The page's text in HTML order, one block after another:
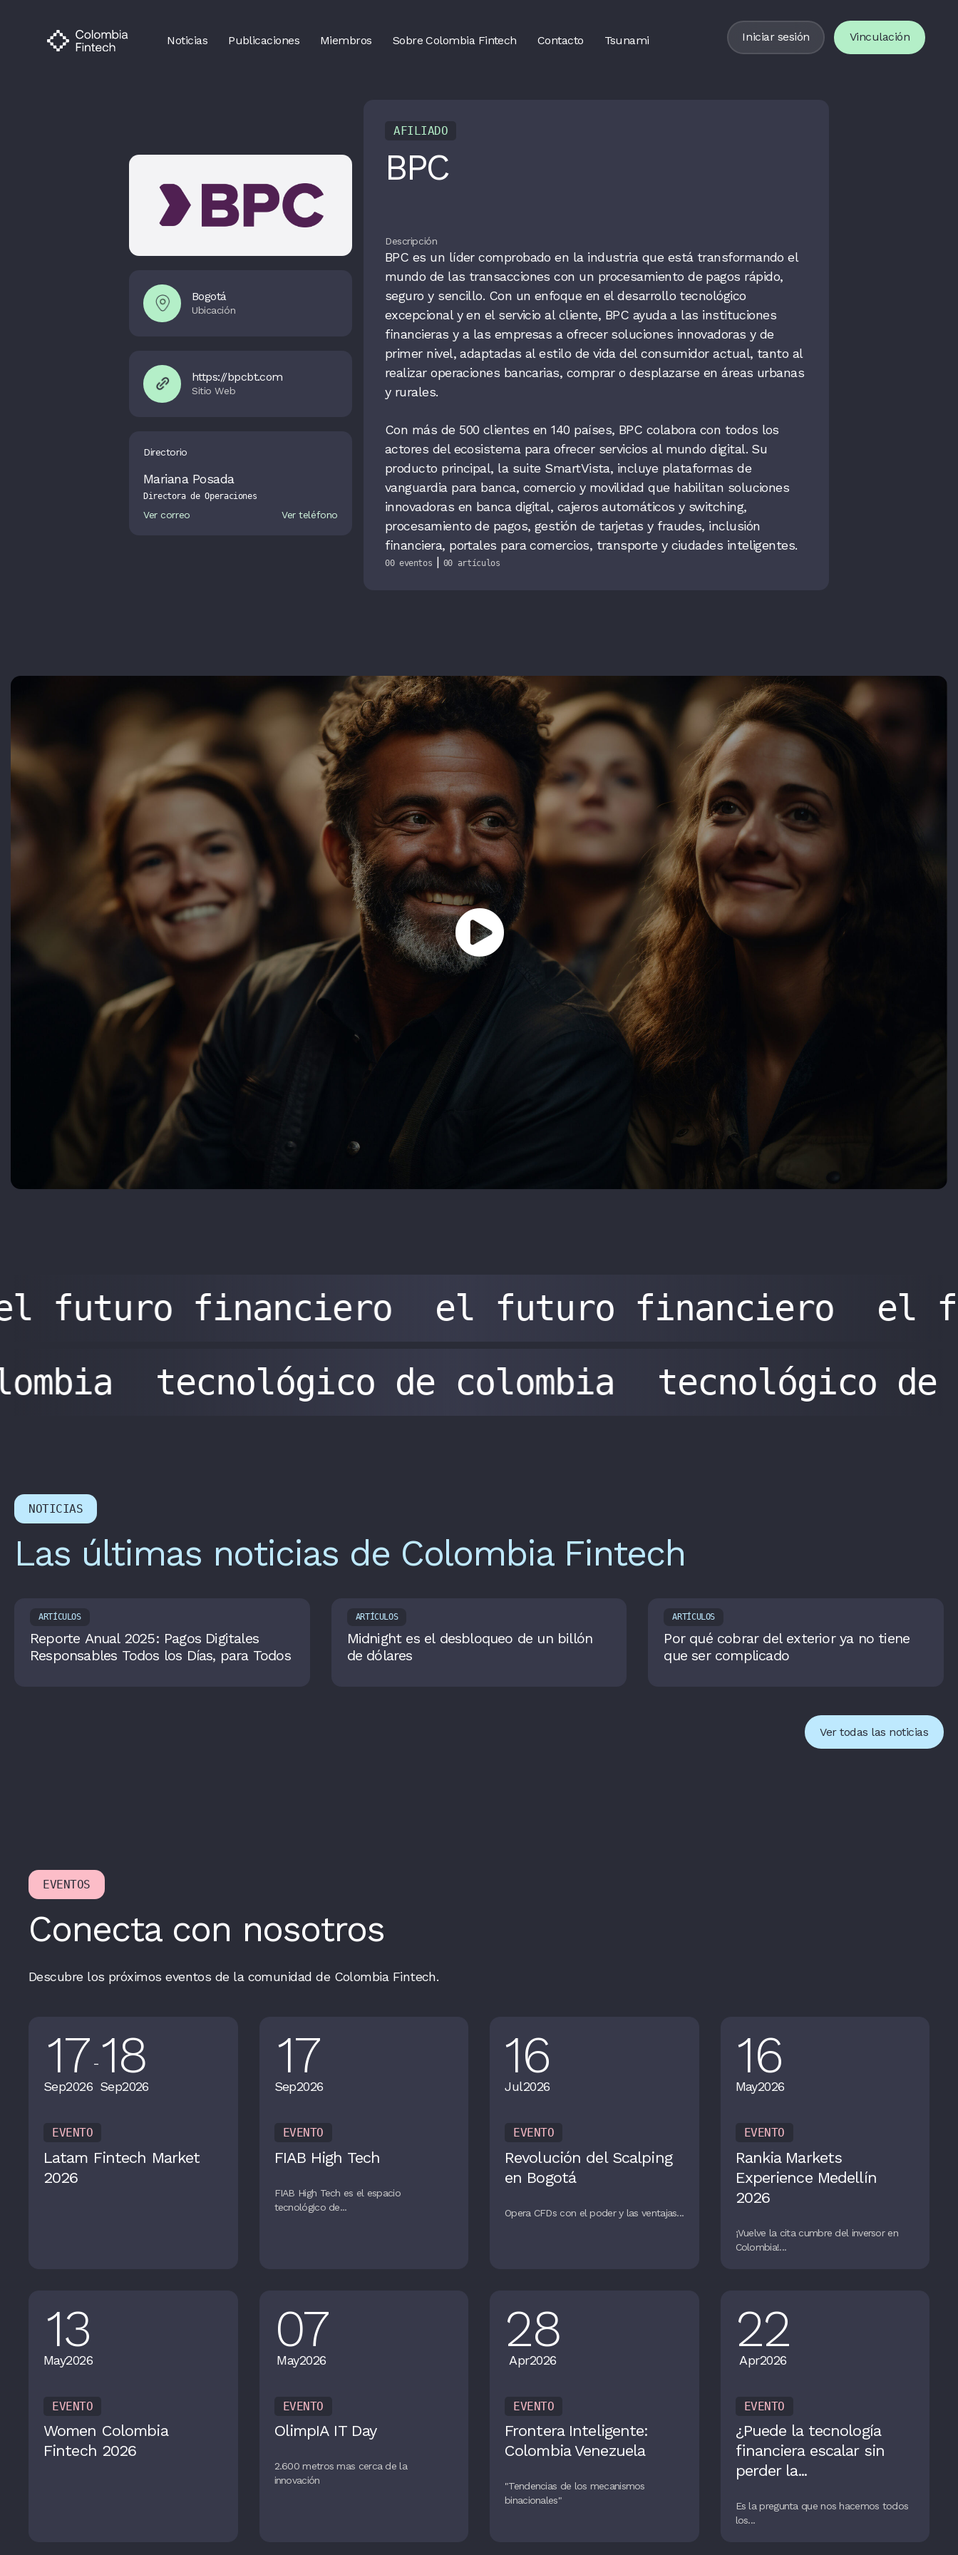
Noticias Publicaciones Miembros Sobre Colombia Fintech Contacto Tsunami Iniciar sesión Vinculación
Bogotá
https://bpcbt.com
Directorio
Mariana Posada
Directora de Operaciones
Ver correo Ver teléfono
AFILIADO
BPC
Descripción
BPC es un líder comprobado en la industria que está transformando el
mundo de las transacciones con un procesamiento de pagos rápido,
seguro y sencillo. Con un enfoque en el desarrollo tecnológico
excepcional y en el servicio al cliente, BPC ayuda a las instituciones
financieras y a las empresas a ofrecer soluciones innovadoras y de
primer nivel, adaptadas al estilo de vida del consumidor actual, tanto al
realizar operaciones bancarias, comprar o desplazarse en áreas urbanas
y rurales.
Con más de 500 clientes en 140 países, BPC colabora con todos los
actores del ecosistema para ofrecer servicios al mundo digital. Su
producto principal, la suite SmartVista, incluye plataformas de
vanguardia para banca, comercio y movilidad que habilitan soluciones
innovadoras en banca digital, cajeros automáticos y switching,
procesamiento de pagos, gestión de tarjetas y fraudes, inclusión
financiera, portales para comercios, transporte y ciudades inteligentes.
00 eventos | 00 artículos
futuro financiero el futuro financiero
el
tecnológico de colombia tecnológico de
NOTICIAS
Las últimas noticias de Colombia Fintech
ARTÍCULOS
Reporte Anual 2025: Pagos Digitales
Responsables Todos los Días, para Todos
ARTÍCULOS
Midnight es el desbloqueo de un billón
de dólares
ARTÍCULOS
Por qué cobrar del exterior ya no tiene
que ser complicado
Ver todas las noticias
EVENTOS
Conecta con nosotros
Descubre los próximos eventos de la comunidad de Colombia Fintech.
17
Sep2026
- 18
Sep2026
EVENTO
Latam Fintech Market
2026
17
Sep2026
EVENTO
FIAB High Tech
FIAB High Tech es el espacio
tecnológico de...
16
Jul2026
EVENTO
Revolución del Scalping
en Bogotá
Opera CFDs con el poder y las ventajas...
16
May2026
EVENTO
Rankia Markets
Experience Medellín
2026
¡Vuelve la cita cumbre del inversor en
Colombia!...
13
May2026
EVENTO
Women Colombia
Fintech 2026
07
May2026
EVENTO
OlimpIA IT Day
2.600 metros mas cerca de la
innovación
28
Apr2026
EVENTO
Frontera Inteligente:
Colombia Venezuela
"Tendencias de los mecanismos
binacionales"
22
Apr2026
EVENTO
¿Puede la tecnología
financiera escalar sin
perder la...
Es la pregunta que nos hacemos todos
los...